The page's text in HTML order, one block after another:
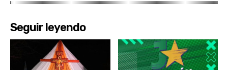
Seguir leyendo